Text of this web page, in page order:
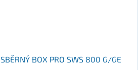
SBĚRNÝ BOX PRO SWS 800 G/GE